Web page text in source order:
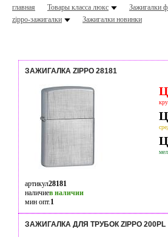
главная Товары класса люкс
Зажигалки
zippo-зажигалки
Зажигалки новинки
ЗАЖИГАЛКА ZIPPO 28181
артикул28181
наличиев наличии
мин опт.1
ЗАЖИГАЛКА ДЛЯ ТРУБОК ZIPPO 200PL